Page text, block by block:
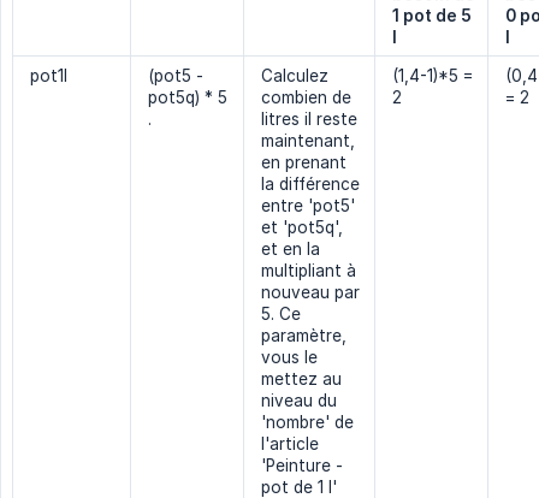
1 pot de 5
l
0
l
pot1l
(pot5 -
pot5q) * 5
.
Calculez
combien de
litres il reste
maintenant,
en prenant
la différence
entre 'pot5'
et 'pot5q',
et en la
multipliant à
nouveau par
5. Ce
paramètre,
vous le
mettez au
niveau du
'nombre' de
l'article
'Peinture -
pot de 1 l'
(1,4-1)*5 =
2
= 2